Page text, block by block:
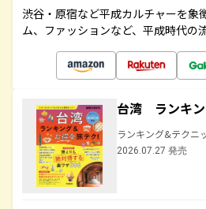
渋谷・原宿など平成カルチャーを象
ム、ファッションなど、平成時代の
台湾 ランキン
ランキング&テクニ
2026.07.27 発売